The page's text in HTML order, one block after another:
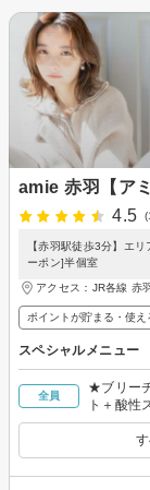
amie 赤羽【アミ
4.5
【赤羽駅徒歩3分】エ
ーポン]半個室
アクセス：JR各線 赤
ポイントが貯まる・使え
スペシャルメニュー
全員
★ブリー
ト＋酸性